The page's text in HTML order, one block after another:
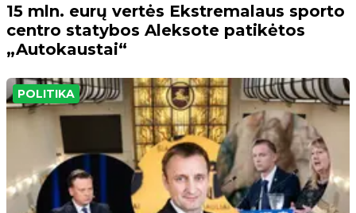
15 mln. eurų vertės Ekstremalaus sporto
centro statybos Aleksote patikėtos
„Autokaustai“
POLITIKA